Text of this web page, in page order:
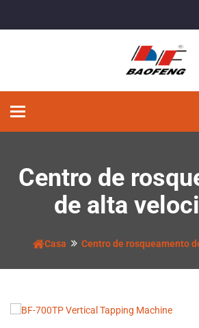
Alternar
Centro de
de alta
Casa Centro de rosqueamento